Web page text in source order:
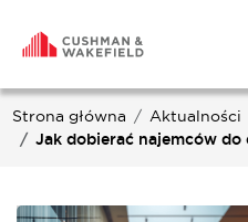
Strona główna Aktualności
Jak dobierać najemców